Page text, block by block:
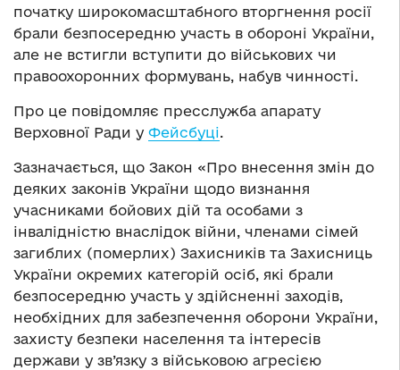
початку широкомасштабного вторгнення росії
брали безпосередню участь в обороні України,
але не встигли вступити до військових чи
правоохоронних формувань, набув чинності.
Про це повідомляє пресслужба апарату
Верховної Ради у Фейсбуці.
Зазначається, що Закон «Про внесення змін до
деяких законів України щодо визнання
учасниками бойових дій та особами з
інвалідністю внаслідок війни, членами сімей
загиблих (померлих) Захисників та Захисниць
України окремих категорій осіб, які брали
безпосередню участь у здійсненні заходів,
необхідних для забезпечення оборони України,
захисту безпеки населення та інтересів
держави у зв’язку з військовою агресією